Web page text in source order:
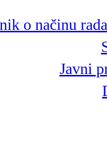
o načinu
Javni